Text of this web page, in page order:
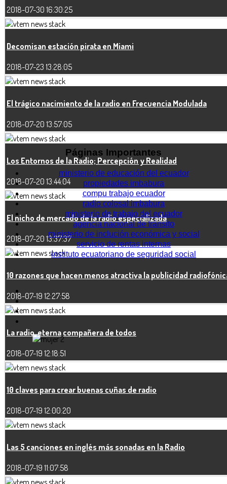
2018-07-30 16:30:25
Decomisan estación pirata en Miami
2018-07-23 13:28:05
El trágico nacimiento de la radio en Frecuencia Modulada
2018-07-20 13:57:05
Los Entornos de la Radio; Percepción y Realidad
2018-07-20 13:44:04
El nicho de mercado de la radio especializada
2018-07-20 13:37:37
10 razones que hacen menos atractiva la publicidad
2018-07-19 12:27:58
La radio, eterna compañera de todos
2018-07-19 12:18:51
10 claves para crear buenas cuñas de radio
2018-07-19 12:00:20
Las 5 canciones en inglés más sonadas en la Radio
2018-07-19 11:07:58
Páginas Importantes
ministerio de educación del ecuador
propiedades imbabura
compu trabajo ecuador
radio colosal imbabura
ministerio de trabajo del ecuador
agencia nacional de tránsito
ministerio de inclución económica y social
servicio de rentas internas
instituto ecuatoriano de seguridad social